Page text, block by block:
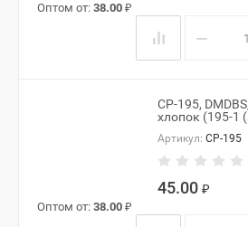
Оптом от: 38.00 ₽
−
CP-195,
хлопок (195-1
Артикул: CP-195
45.00 ₽
Оптом от: 38.00 ₽